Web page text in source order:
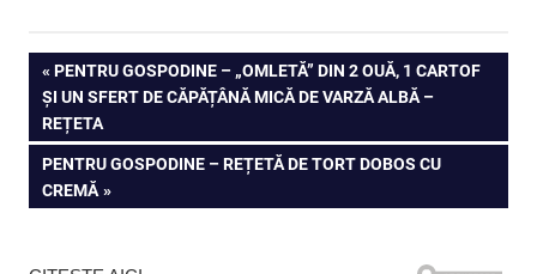
Navigare
în
articole
PREVIOUS
POST:
PENTRU GOSPODINE – „OMLETĂ” DIN 2 OUĂ, 1 CARTOF
ȘI UN SFERT DE CĂPĂȚÂNĂ MICĂ DE VARZĂ ALBĂ –
REȚETA
NEXT
POST:
PENTRU GOSPODINE – REȚETĂ DE TORT DOBOS CU
CREMĂ